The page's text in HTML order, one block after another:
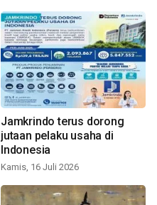
Jamkrindo terus dorong
jutaan pelaku usaha di
Indonesia
Kamis, 16 Juli 2026